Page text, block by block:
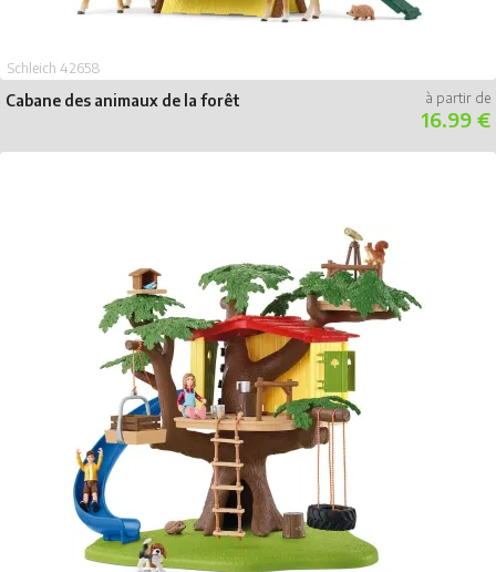
Cabane des animaux de la forêt
Schleich 42658
16.99 €